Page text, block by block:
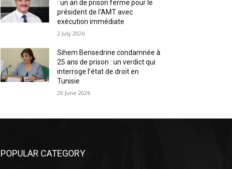
: un an de prison ferme pour le
président de l’AMT avec
exécution immédiate
2 July 2026
Sihem Bensedrine condamnée à
25 ans de prison : un verdict qui
interroge l’état de droit en
Tunisie
29 June 2026
POPULAR CATEGORY